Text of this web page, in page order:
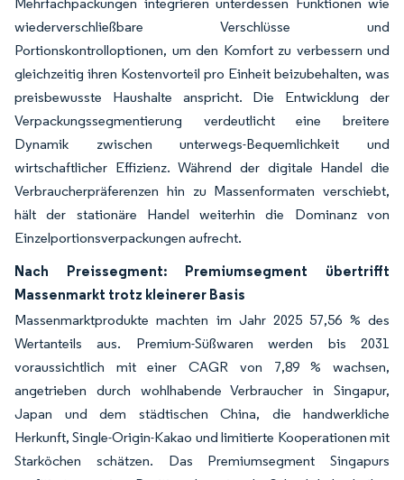
wiederverschließbare Verschlüsse und
Portionskontrolloptionen, um den Komfort zu verbessern und
gleichzeitig ihren Kostenvorteil pro Einheit beizubehalten, was
preisbewusste Haushalte anspricht. Die Entwicklung der
Verpackungssegmentierung verdeutlicht eine breitere
Dynamik zwischen unterwegs-Bequemlichkeit und
wirtschaftlicher Effizienz. Während der digitale Handel die
Verbraucherpräferenzen hin zu Massenformaten verschiebt,
hält der stationäre Handel weiterhin die Dominanz von
Einzelportionsverpackungen aufrecht.
Nach Preissegment: Premiumsegment übertrifft
Massenmarkt trotz kleinerer Basis
Massenmarktprodukte machten im Jahr 2025 57,56 % des
Wertanteils aus. Premium-Süßwaren werden bis 2031
voraussichtlich mit einer CAGR von 7,89 % wachsen,
angetrieben durch wohlhabende Verbraucher in Singapur,
Japan und dem städtischen China, die handwerkliche
Herkunft, Single-Origin-Kakao und limitierte Kooperationen mit
Starköchen schätzen. Das Premiumsegment Singapurs